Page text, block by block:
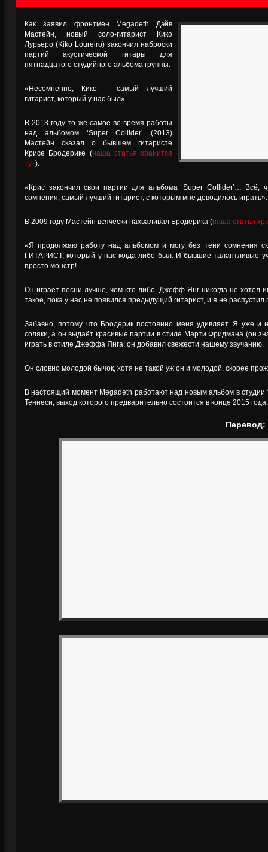
Как заявил фронтмен Megadeth Дэйв
Мастейн, новый соло-гитарист Кико
Лурьеро (Kiko Loureiro) закончил наброски
партий акустической гитары для
пятнадцатого студийного альбома группы.
«Несомненно, Кико – самый лучший
гитарист, который у нас был».
В 2013 году то же самое во время работы
над альбомом ‘Super Collider’ (2013)
Мастейн сказал о бывшем гитаристе
Крисе Бродерике (наша статья хранится
тут):
«Крис закончил свои партии для альбома ‘Super Collider’… Всё,
сомнения, самый лучший гитарист, с которым мне доводилось играть».
В 2009 году Мастейн всячески нахваливал Бродерика (наша статья
«Я продолжаю работу над альбомом и могу без тени
ГИТАРИСТ, который у нас когда-либо был. И бывшие талантливые
просто монстр!
Он играет песни лучше, чем кто-либо. Джефф Янг никогда не хотел
такое, пока у нас не появился предыдущий гитарист, и я не распустил
Забавно, потому что Бродерик постоянно меня удивляет. Я уже и
соляки, а он выдаёт красивые партии в стиле Марти Фридмана (он
играть в стиле Джеффа Янга; он добавил свежести нашему звучанию.
Он словно молодой бычок, хотя не такой уж он и молодой, скорее
В настоящий момент Megadeth работают над новым альбом в студии
Теннеси, выход которого предварительно состоится в конце 2015 года.
Перевод: